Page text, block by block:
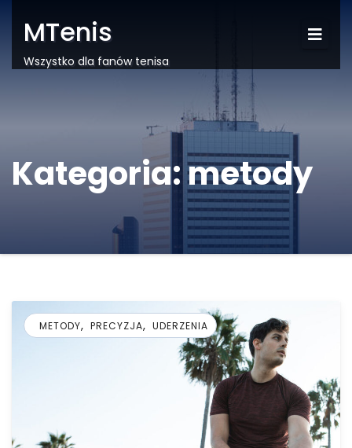
MTenis
Wszystko dla fanów tenisa
Kategoria:metody
METODY, PRECYZJA, UDERZENIA